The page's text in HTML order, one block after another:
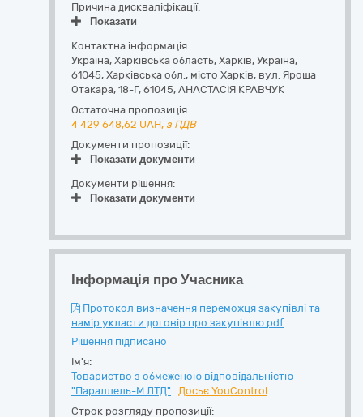
Причина дискваліфікації:
Показати
Контактна інформація:
Україна, Харківська область, Харків, Україна,
61045, Харківська обл., місто Харків, вул. Яроша
Отакара, 18-Г, 61045, АНАСТАСІЯ КРАВЧУК
Остаточна пропозиція:
4 429 648,62 UAH, з ПДВ
Документи пропозиції:
Показати документи
Документи рішення:
Показати документи
Інформація про Учасника
Протокол визначення переможця закупівлі та
намір укласти договір про закупівлю.pdf
Рішення підписано
Ім'я:
Товариство з обмеженою відповідальністю
"Параллель-М ЛТД"
Досьє YouControl
Строк розгляду пропозиції: